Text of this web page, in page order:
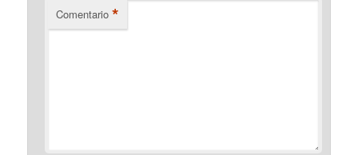
Comentario *